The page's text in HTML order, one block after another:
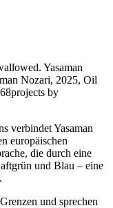
Yasaman
Nozari, 2025, Oil
by
verbindet Yasaman
europäischen
die durch eine
und Blau – eine
und sprechen